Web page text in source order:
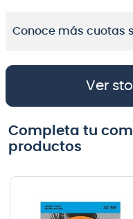
Conoce más cuotas
Ver
Completa tu
productos